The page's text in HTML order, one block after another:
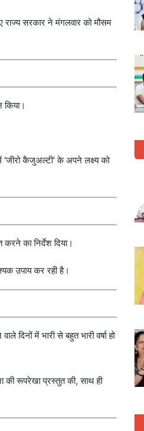
राज्य सरकार ने मंगलवार को मौसम
'जीरो कैजुअल्टी' के अपने लक्ष्य को
का निर्देश दिया।
उपाय कर रही है।
दिनों में भारी से बहुत भारी वर्षा हो
की रूपरेखा प्रस्तुत की, साथ ही